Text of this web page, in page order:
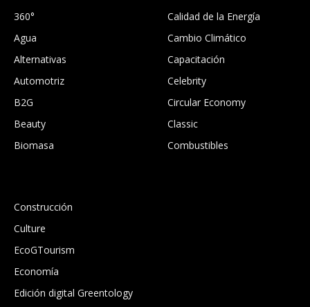
360°
Agua
Alternativas
Automotriz
B2G
Beauty
Biomasa
Calidad de la Energía
Cambio Climático
Capacitación
Celebrity
Circular Economy
Classic
Combustibles
Construcción
Culture
EcoGTourism
Economía
Edición digital Greentology